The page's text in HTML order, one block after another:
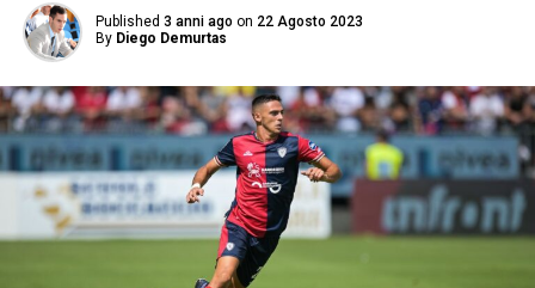
Published 3 anni ago on 22 Agosto 2023
By Diego Demurtas